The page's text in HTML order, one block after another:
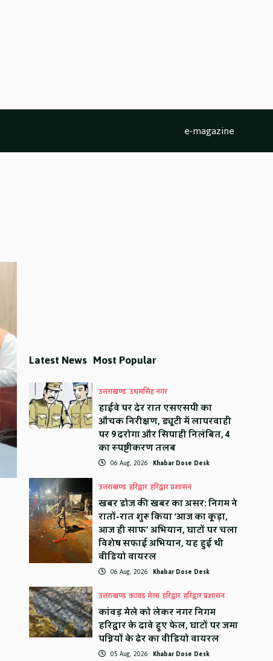
e-magazine
Latest News Most Popular
उत्तराखण्ड उधमसिंह नगर
हाईवे पर देर रात एसएसपी का
औचक निरीक्षण, ड्यूटी में लापरवाही
पर 9 दरोगा और सिपाही निलंबित, 4
का स्पष्टीकरण तलब
06 Aug, 2026 Khabar Dose Desk
उत्तराखण्ड हरिद्वार हरिद्वार प्रशासन
खबर डोज की खबर का असर: निगम ने
रातों-रात शुरू किया ‘आज का कूड़ा,
आज ही साफ’ अभियान, घाटों पर चला
विशेष सफाई अभियान, यह हुई थी
वीडियो वायरल
06 Aug, 2026 Khabar Dose Desk
उत्तराखण्ड कावड़ मेला हरिद्वार हरिद्वार प्रशासन
कांवड़ मेले को लेकर नगर निगम
हरिद्वार के दावे हुए फेल, घाटों पर जमा
पन्नियों के ढेर का वीडियो वायरल
05 Aug, 2026 Khabar Dose Desk